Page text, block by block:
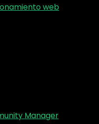
web
Manager